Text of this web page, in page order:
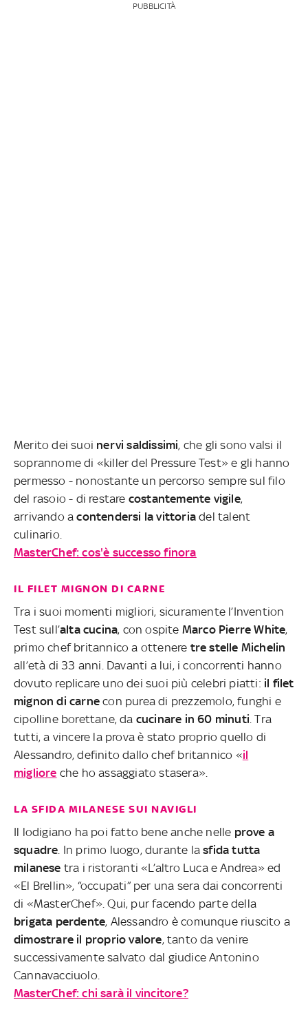
PUBBLICITÀ
Merito dei suoi nervi saldissimi, che gli sono valsi il
soprannome di «killer del Pressure Test» e gli hanno
permesso - nonostante un percorso sempre sul filo
del rasoio - di restare costantemente vigile,
arrivando acontendersi la vittoriadel talent
culinario.
MasterChef: cos'è successo finora
IL FILET MIGNON DI CARNE
Tra i suoi momenti migliori, sicuramente l’Invention
Test sull’alta cucina, con ospite Marco Pierre White,
primo chef britannico a ottenere tre stelle Michelin
all’età di 33 anni. Davanti a lui, i concorrenti hanno
dovuto replicare uno dei suoi più celebri piatti: il filet
mignon di carne con purea di prezzemolo, funghi e
cipolline borettane, da cucinare in 60 minuti . Tra
tutti, a vincere la prova è stato proprio quello di
Alessandro, definito dallo chef britannico «il
migliore che ho assaggiato stasera».
LA SFIDA MILANESE SUI NAVIGLI
Il lodigiano ha poi fatto bene anche nelle prove a
squadre . In primo luogo, durante lasfida tutta
milanese tra i ristoranti «L’altro Luca e Andrea» ed
«El Brellin», “occupati” per una sera dai concorrenti
di «MasterChef». Qui, pur facendo parte della
brigata perdente, Alessandro è comunque riuscito a
dimostrare il proprio valore, tanto da venire
successivamente salvato dal giudice Antonino
Cannavacciuolo.
MasterChef: chi sarà il vincitore?